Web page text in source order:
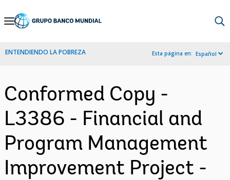
Skip
Navigation
ENTENDIENDO LA POBREZA Esta página en: Español
Conformed Copy -
L3386 - Financial and
Program Management
Improvement Project -